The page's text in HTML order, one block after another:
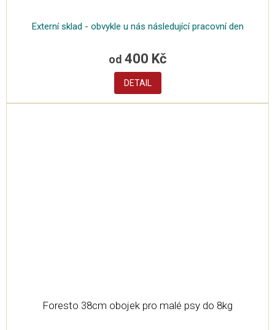
Externí sklad - obvykle u nás následující pracovní den
od 400 Kč
DETAIL
Foresto 38cm obojek pro malé psy do 8kg